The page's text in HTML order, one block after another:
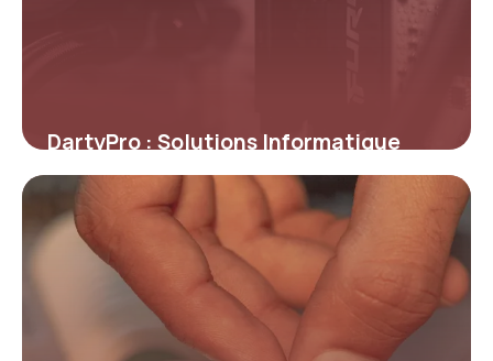
DartyPro : Solutions Informatique
Entreprise 2026
21 mai 2026